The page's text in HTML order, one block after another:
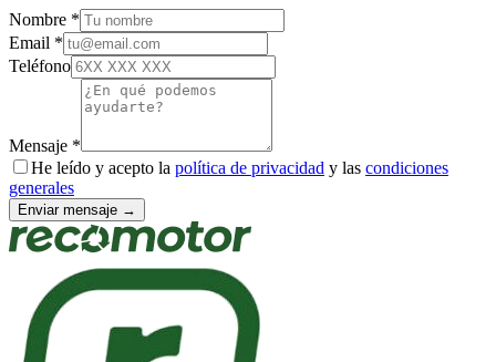
Nombre *
Email *
Teléfono
Mensaje *
He leído y acepto la política de privacidad y las condiciones
generales
Enviar mensaje →